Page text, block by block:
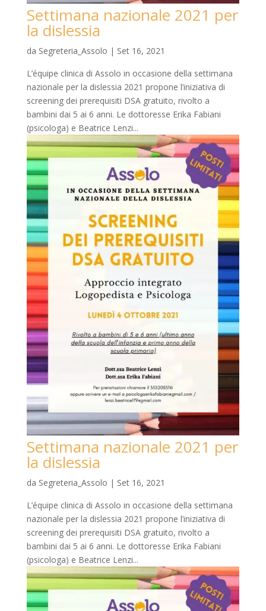
Settimana nazionale 2021 per
la dislessia
da Segreteria_Assolo | Set 16, 2021
L’équipe clinica di Assolo in occasione della settimana
nazionale per la dislessia 2021 propone l’iniziativa di
screening dei prerequisiti DSA gratuito, rivolto a
bambini dai 5 ai 6 anni. Le dottoresse Erika Fabiani
(psicologa) e Beatrice Lenzi...
Settimana nazionale 2021 per
la dislessia
da Segreteria_Assolo | Set 16, 2021
L’équipe clinica di Assolo in occasione della settimana
nazionale per la dislessia 2021 propone l’iniziativa di
screening dei prerequisiti DSA gratuito, rivolto a
bambini dai 5 ai 6 anni. Le dottoresse Erika Fabiani
(psicologa) e Beatrice Lenzi...